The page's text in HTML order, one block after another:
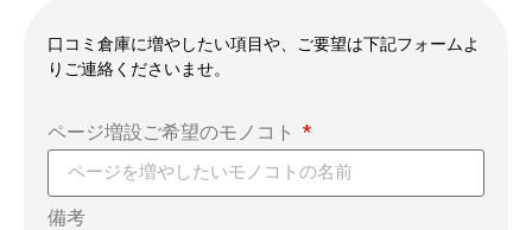
口コミ倉庫に増やしたい項目や、ご要望は下記フォームよ
りご連絡くださいませ。
ページ増設ご希望のモノコト
備考